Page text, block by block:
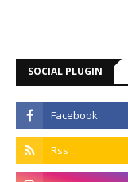
SOCIAL PLUGIN